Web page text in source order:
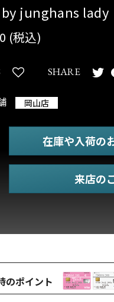
junghans lady
(税込)
SHARE
岡山店
在庫や入荷の
のポイント